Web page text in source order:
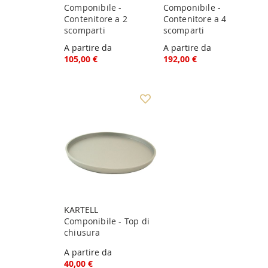
Componibile -
Contenitore a 2
scomparti
A partire da
105,00 €
Componibile -
Contenitore a 4
scomparti
A partire da
192,00 €
KARTELL
Componibile - Top di
chiusura
A partire da
40,00 €